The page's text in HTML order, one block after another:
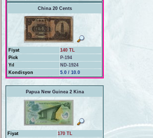
China 20 Cents
Fiyat
140 TL
Pick
P-194
Yıl
ND-1924
Kondisyon
5.0 / 10.0
Papua New Guinea 2 Kina
Fiyat
170 TL